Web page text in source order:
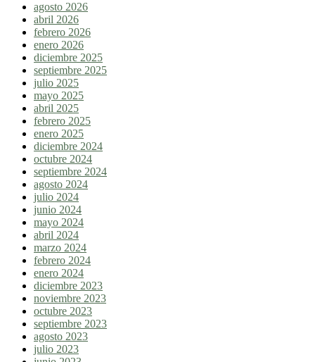
agosto 2026
abril 2026
febrero 2026
enero 2026
diciembre 2025
septiembre 2025
julio 2025
mayo 2025
abril 2025
febrero 2025
enero 2025
diciembre 2024
octubre 2024
septiembre 2024
agosto 2024
julio 2024
junio 2024
mayo 2024
abril 2024
marzo 2024
febrero 2024
enero 2024
diciembre 2023
noviembre 2023
octubre 2023
septiembre 2023
agosto 2023
julio 2023